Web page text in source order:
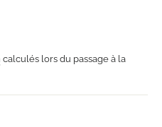
calculés lors du passage à la